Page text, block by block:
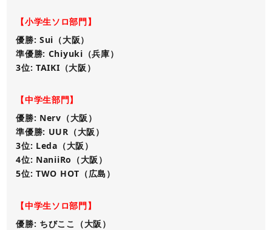
【小学生ソロ部門】
優勝: Sui（大阪）
準優勝: Chiyuki（兵庫）
3位: TAIKI（大阪）
【中学生部門】
優勝: Nerv（大阪）
準優勝: UUR（大阪）
3位: Leda（大阪）
4位: NaniiRo（大阪）
5位: TWO HOT（広島）
【中学生ソロ部門】
優勝: ちびここ（大阪）